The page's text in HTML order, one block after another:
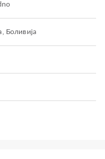
Боливија